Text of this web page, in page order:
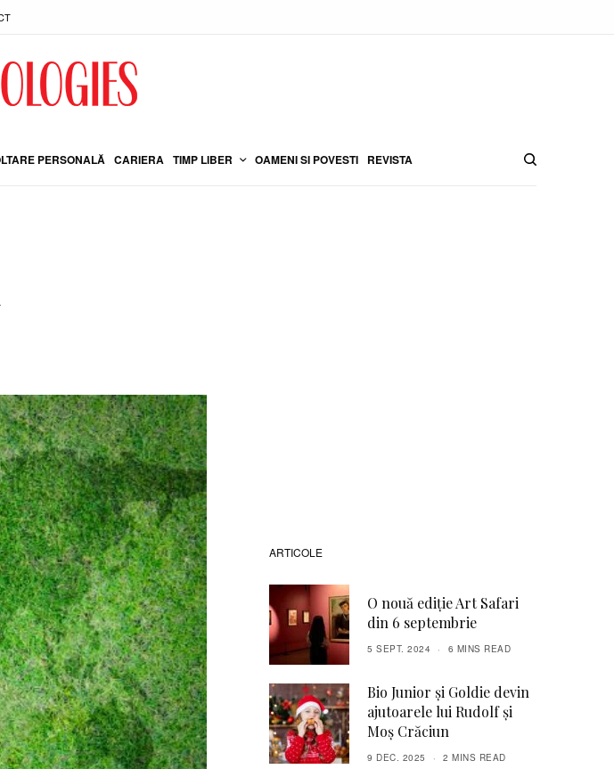
PERSONALĂ CARIERA TIMP LIBER OAMENI SI POVESTI REVISTA
ARTICOLE
O nouă ediție Art Safari
din 6 septembrie
5 SEPT. 2024 6 MINS READ
Bio Junior și Goldie devin
ajutoarele lui Rudolf și
Moș Crăciun
9 DEC. 2025 2 MINS READ